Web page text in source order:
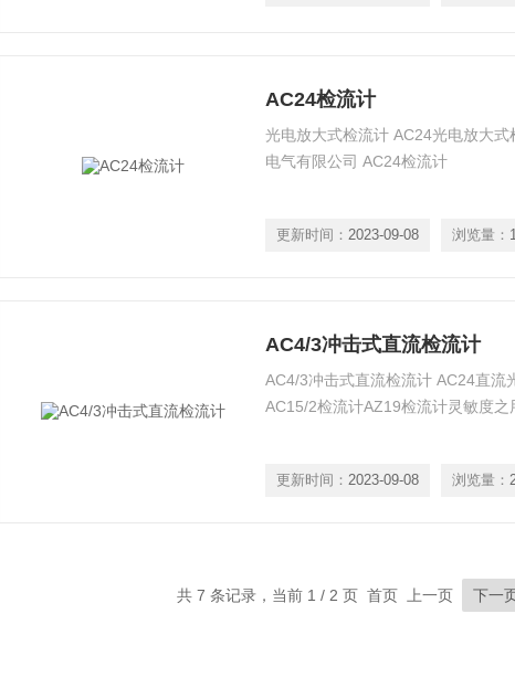
AC24检流计
光电放大式检流计 AC24光电放大
电气有限公司 AC24检流计
更新时间： 2023-09-08 浏览量：
AC4/3冲击式直流检流计
AC4/3冲击式直流检流计 AC24直流
AC15/2检流计AZ19检流计灵敏度之
更新时间： 2023-09-08 浏览量：
共 7 条记录，当前 1 / 2 页 首页 上一页 下一